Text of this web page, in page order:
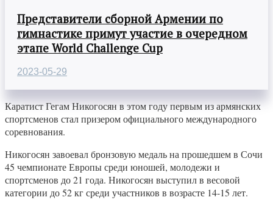
Представители сборной Армении по
гимнастике примут участие в очередном
этапе World Challenge Cup
2023-05-29
Каратист Гегам Никогосян в этом году первым из армянских
спортсменов стал призером официального международного
соревнования.
Никогосян завоевал бронзовую медаль на прошедшем в Сочи
45 чемпионате Европы среди юношей, молодежи и
спортсменов до 21 года. Никогосян выступил в весовой
категории до 52 кг среди участников в возрасте 14-15 лет.